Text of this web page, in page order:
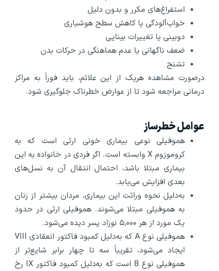
استفراغ‌های مکرر و بدون دلیل
خواب‌آلودگی یا کاهش سطح هوشیاری
دوبینی یا تغییرات بینایی
ضعف ناگهانی یا عدم هماهنگی در حرکات بدن
تشنج
درصورت مشاهده هریک از این علائم، باید فوراً به مراکز
درمانی مراجعه شود تا از عوارض خطرناک جلوگیری شود.
عوامل خطرساز
هموفیلی نوعی بیماری خونی ارثی است که به
کروموزوم X وابسته است. اگر فردی در خانواده به این
بیماری مبتلا باشد، احتمال انتقال آن به نسل‌های
بعدی افزایش می‌یابد.
به‌دلیل نحوه‌ وراثت این بیماری، مردان بیشتر از زنان
به هموفیلی مبتلا می‌شوند. هموفیلی ارثی در حدود
یک مورد از هر ۵,۰۰۰ نوزاد پسر دیده می‌شود.
هموفیلی نوع A که به‌دلیل کمبود فاکتور انعقادی VIII
ایجاد می‌شود، تقریباً سه تا چهار برابر شایع‌تر از
هموفیلی نوع B است که به‌دلیل کمبود فاکتور IX رخ